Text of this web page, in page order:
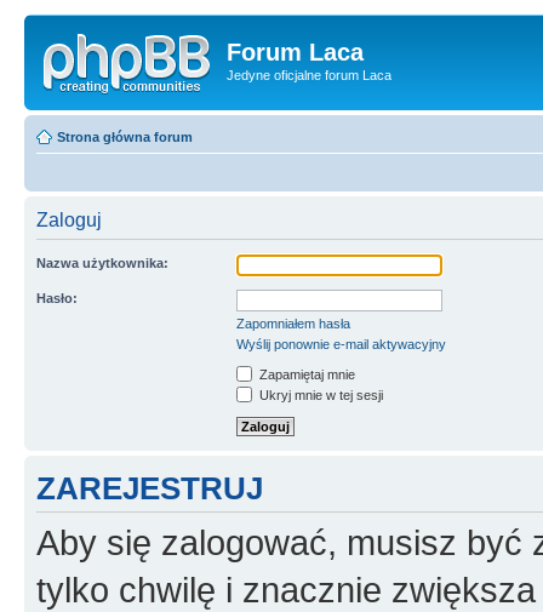
Forum Laca
Jedyne oficjalne forum Laca
Strona główna forum
Zaloguj
Nazwa użytkownika:
Hasło:
Zapomniałem hasła
Wyślij ponownie e-mail aktywacyjny
Zapamiętaj mnie
Ukryj mnie w tej sesji
ZAREJESTRUJ
Aby się zalogować, musisz być
tylko chwilę i znacznie